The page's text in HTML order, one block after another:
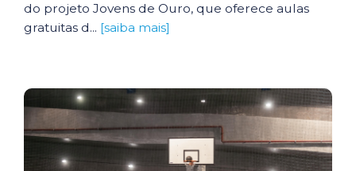
do projeto Jovens de Ouro, que oferece aulas
gratuitas d... [saiba mais]